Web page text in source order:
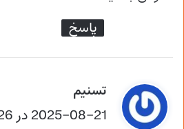
:
پاسخ
تسنیم
ف
2025-08-21 در 01:26